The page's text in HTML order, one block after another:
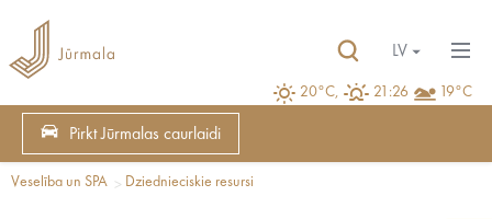
20°C, 21:26 19°C
LV
Pirkt Jūrmalas caurlaidi
Veselība un SPA Dziednieciskie resursi